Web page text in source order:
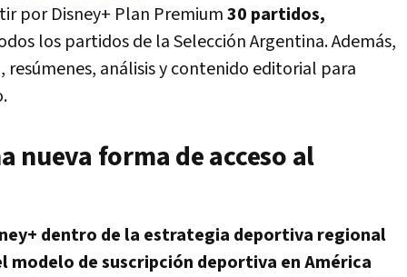
por Disney+ Plan Premium30 partidos,
los partidos de la Selección Argentina. Además,
, resúmenes, análisis y contenido editorial para
nueva forma de acceso al
dentro de la estrategia deportiva regional
de suscripción deportiva en América